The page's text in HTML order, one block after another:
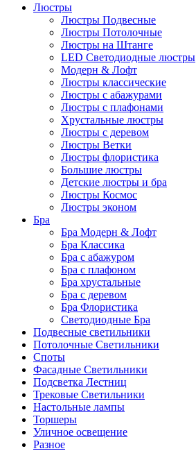
Люстры
Люстры Подвесные
Люстры Потолочные
Люстры на Штанге
LED Светодиодные люстры
Модерн & Лофт
Люстры классические
Люстры с абажурами
Люстры с плафонами
Хрустальные люстры
Люстры с деревом
Люстры Ветки
Люстры флористика
Большие люстры
Детские люстры и бра
Люстры Космос
Люстры эконом
Бра
Бра Модерн & Лофт
Бра Классика
Бра с абажуром
Бра с плафоном
Бра хрустальные
Бра с деревом
Бра Флористика
Светодиодные Бра
Подвесные светильники
Потолочные Светильники
Споты
Фасадные Светильники
Подсветка Лестниц
Трековые Светильники
Настольные лампы
Торшеры
Уличное освещение
Разное